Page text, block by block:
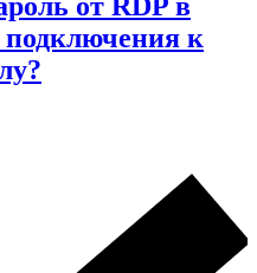
подключения к